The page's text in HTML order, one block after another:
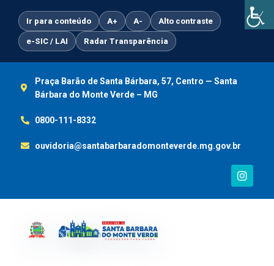
conteúdo
Ir para conteúdo A+ A- Alto contraste
e-SIC / LAI Radar Transparência
Praça Barão de Santa Bárbara, 57, Centro — Santa
Bárbara do Monte Verde – MG
0800-111-8332
ouvidoria@santabarbaradomonteverde.mg.gov.br
I
n
t